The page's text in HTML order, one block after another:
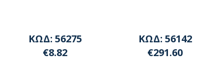
ΚΩΔ: 56275
€8.82
ΚΩΔ: 56142
€291.60